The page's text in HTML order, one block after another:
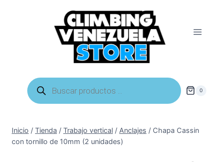
Búsqueda
de
productos
0
Inicio / Tienda / Trabajo vertical / Anclajes / Chapa Cassin
con tornillo de 10mm (2 unidades)